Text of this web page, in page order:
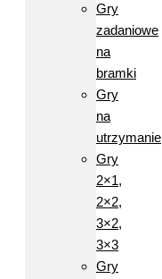
Gry
zadaniowe
na
bramki
Gry
na
utrzymanie
Gry
2×1,
2×2,
3×2,
3×3
Gry